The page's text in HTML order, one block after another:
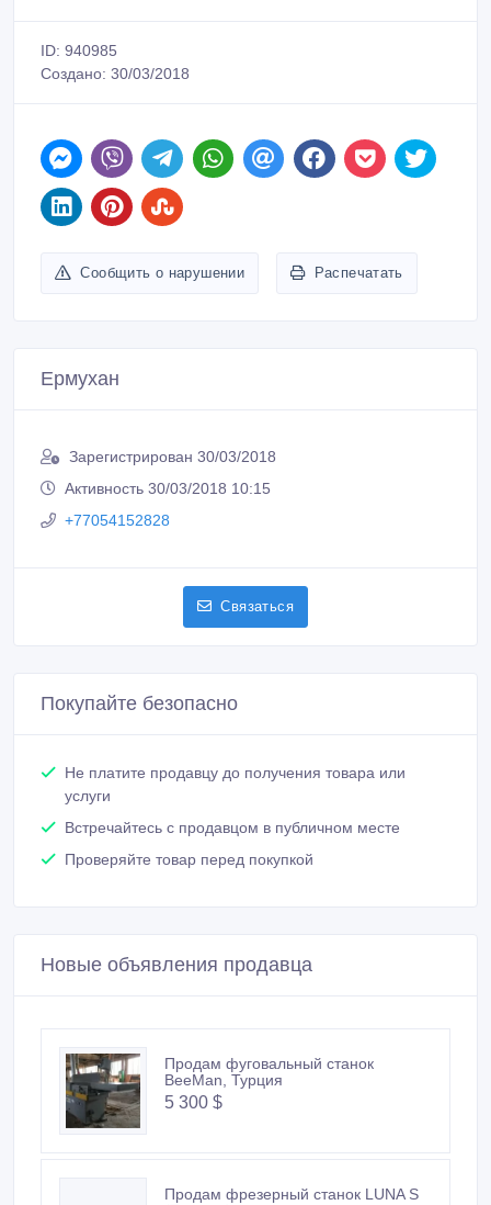
ID: 940985
Создано: 30/03/2018
Сообщить о нарушении Распечатать
Ермухан
Зарегистрирован 30/03/2018
Активность 30/03/2018 10:15
+77054152828
Связаться
Покупайте безопасно
Не платите продавцу до получения товара или
услуги
Встречайтесь с продавцом в публичном месте
Проверяйте товар перед покупкой
Новые объявления продавца
Продам фуговальный станок
BeeMan, Турция
5 300 $
Продам фрезерный станок LUNA S